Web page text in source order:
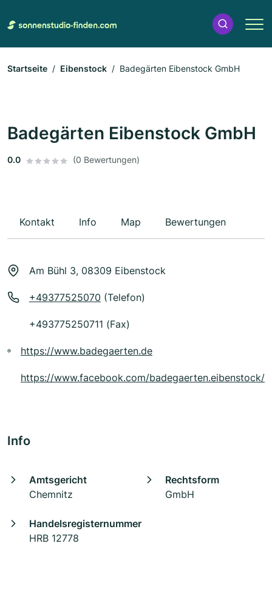
Startseite Eibenstock Badegärten Eibenstock GmbH
Badegärten Eibenstock GmbH
0.0 (0 Bewertungen)
Kontakt Info Map Bewertungen
Am Bühl 3, 08309 Eibenstock
+49377525070 (Telefon)
+493775250711 (Fax)
https://www.badegaerten.de
https://www.facebook.com/badegaerten.eibenstock/
Info
Amtsgericht
Chemnitz
Rechtsform
GmbH
Handelsregisternummer
HRB 12778